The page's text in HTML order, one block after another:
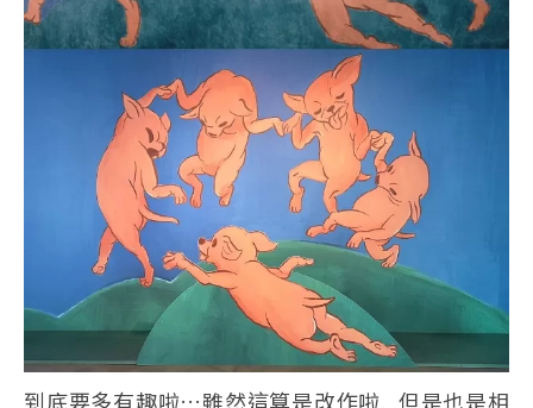
到底要多有趣啦…雖然這算是改作啦, 但是也是相